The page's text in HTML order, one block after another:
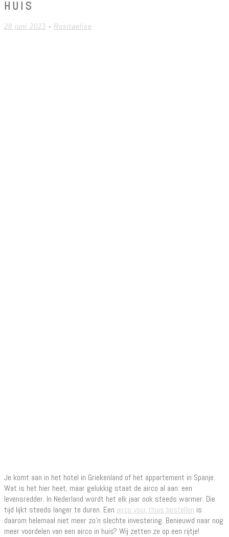
HUIS
28 juni 2023 - Rositaelise
Je komt aan in het hotel in Griekenland of het appartement in Spanje.
Wat is het hier heet, maar gelukkig staat de airco al aan: een
levensredder. In Nederland wordt het elk jaar ook steeds warmer. Die
tijd lijkt steeds langer te duren. Een airco voor thuis bestellen is
daarom helemaal niet meer zo’n slechte investering. Benieuwd naar nog
meer voordelen van een airco in huis? Wij zetten ze op een rijtje!